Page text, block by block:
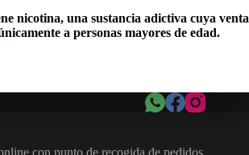
nicotina, una sustancia adictiva cuya venta
a personas mayores de edad.
con punto de recogida de pedidos